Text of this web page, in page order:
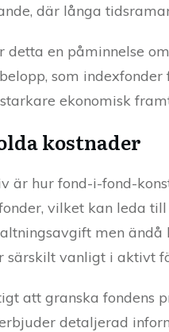
där långa
detta en påminnelse
som
ekonomisk
kostnader
är hur fond-i-fond-
vilket kan leda
men
särskilt vanligt i aktivt
att granska fondens
detaljerad